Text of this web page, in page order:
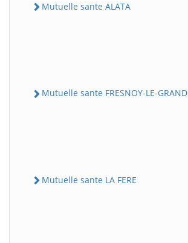
Mutuelle sante ALATA
Mutuelle sante FRESNOY-LE-GRAND
Mutuelle sante LA FERE